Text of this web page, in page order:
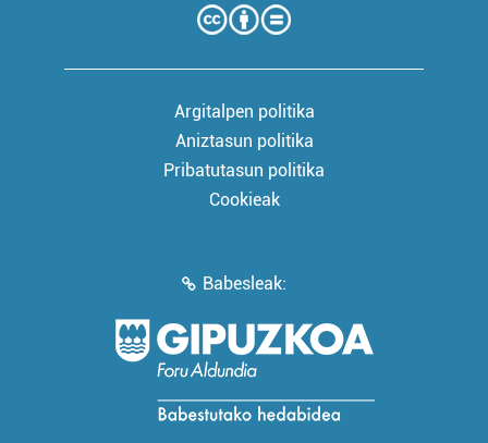
Argitalpen politika
Aniztasun politika
Pribatutasun politika
Cookieak
Babesleak: